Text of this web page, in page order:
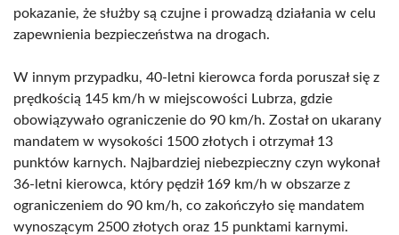
pokazanie, że służby są czujne i prowadzą działania w celu
zapewnienia bezpieczeństwa na drogach.
W innym przypadku, 40-letni kierowca forda poruszał się z
prędkością 145 km/h w miejscowości Lubrza, gdzie
obowiązywało ograniczenie do 90 km/h. Został on ukarany
mandatem w wysokości 1500 złotych i otrzymał 13
punktów karnych. Najbardziej niebezpieczny czyn wykonał
36-letni kierowca, który pędził 169 km/h w obszarze z
ograniczeniem do 90 km/h, co zakończyło się mandatem
wynoszącym 2500 złotych oraz 15 punktami karnymi.